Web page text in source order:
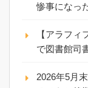
惨事になっ
【アラフ
で図書館司
2026年5月